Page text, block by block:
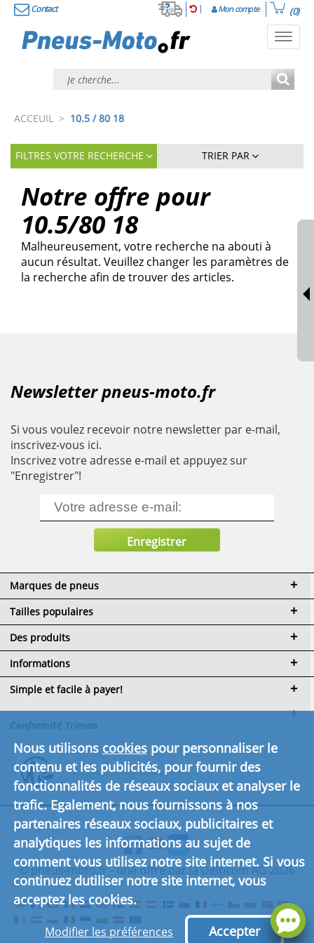
Contact Mon compte (0)
ACCEUIL > 10.5 / 80 18
FILTRES VOTRE RECHERCHE TRIER PAR
Notre offre pour
10.5/80 18
Malheureusement, votre recherche na abouti à
aucun résultat. Veuillez changer les paramètres de
la recherche afin de trouver des articles.
Newsletter pneus-moto.fr
Si vous voulez recevoir notre newsletter par e-mail,
inscrivez-vous ici.
Inscrivez votre adresse e-mail et appuyez sur
"Enregistrer"!
Marques de pneus
Tailles populaires
Des produits
Garantie année de
production 2026
Informations
Inscription partenaire de
montage
Simple et facile à payer!
Cliquez ici pour en savoir plus.
© pneus-moto.fr - une offre par la Delticom AG 2026
Nous utilisons cookiespour personnaliser le
contenu et les publicités, pour fournir des
fonctionnalités de réseaux sociaux et analyser le
trafic. Egalement, nous fournissons à nos
partenaires réseaux sociaux, publicitaires et
analytiques les informations au sujet de
comment vous utilisez notre site internet. Si vous
continuez dutiliser notre site internet, vous
acceptez les cookies.
Modifier les préférences Accepter